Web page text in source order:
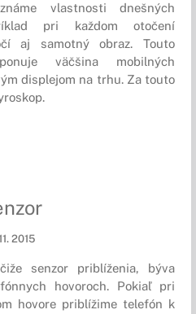
vlastnosti dnešných
pri každom otočení
aj samotný obraz. Touto
väčšina mobilných
displejom na trhu. Za touto
2015
senzor priblíženia, býva
hovoroch. Pokiaľ pri
hovore priblížime telefón k